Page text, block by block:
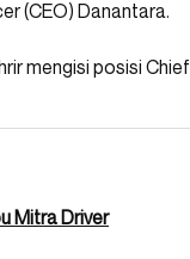
(CEO) Danantara.
mengisi posisi Chief
Mitra Driver